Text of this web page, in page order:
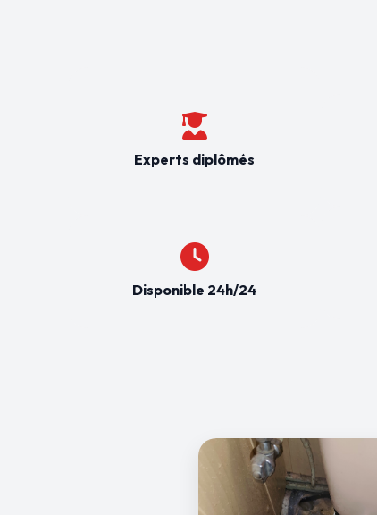
Experts diplômés
Disponible 24h/24